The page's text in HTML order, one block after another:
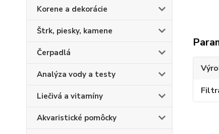
Korene a dekorácie
Štrk, piesky, kamene
Čerpadlá
Analýza vody a testy
Liečivá a vitamíny
Akvaristické pomôcky